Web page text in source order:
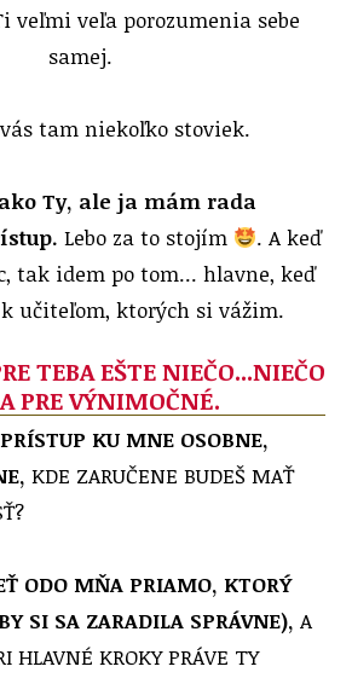
veľmi veľa porozumenia sebe
samej.
tam niekoľko stoviek.
Ty, ale ja mám rada
Lebo za to stojím
. A keď
tak idem po tom... hlavne, keď
učiteľom, ktorých si vážim.
TEBA EŠTE NIEČO...NIEČO
PRE VÝNIMOČNÉ.
KU MNE OSOBNE,
KDE ZARUČENE BUDEŠ MAŤ
ODO MŇA PRIAMO, KTORÝ
SI SA ZARADILA SPRÁVNE), A
HLAVNÉ KROKY PRÁVE TY